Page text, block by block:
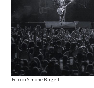
Foto di Simone Bargelli